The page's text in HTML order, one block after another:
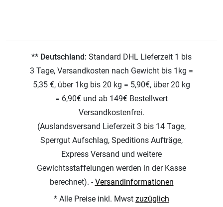
** Deutschland: Standard DHL Lieferzeit 1 bis
3 Tage, Versandkosten nach Gewicht bis 1kg =
5,35 €, über 1kg bis 20 kg = 5,90€, über 20 kg
= 6,90€ und ab 149€ Bestellwert
Versandkostenfrei.
(Auslandsversand Lieferzeit 3 bis 14 Tage,
Sperrgut Aufschlag, Speditions Aufträge,
Express Versand und weitere
Gewichtsstaffelungen werden in der Kasse
berechnet). -Versandinformationen
* Alle Preise inkl. Mwst zuzüglich